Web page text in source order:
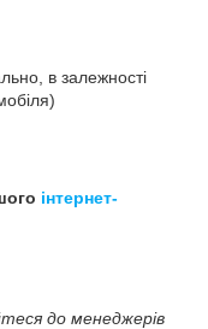
в залежності
інтернет-
до менеджерів